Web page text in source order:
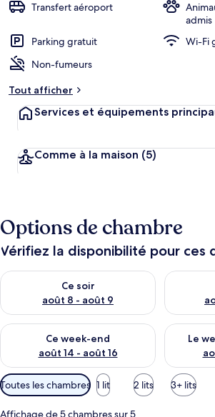
Transfert aéroport
admis
Parking gratuit
Wi-Fi
Non-fumeurs
Tout afficher
Services et équipements
Comme à la maison (5)
Options de chambre
Vérifiez la disponibilité pour ces
Ce soir
août 8 - août 9
Vérifier la disponibilité pour ce soir août 8
Vérifier
Ce week-end
août 14 - août 16
Vérifier la disponibilité pour ce week-end
Le
Vérifier
Filtres
disponibles
pour
Toutes les chambres 1 lit 2 lits 3+ lits
Affichage de 5 chambres sur 5